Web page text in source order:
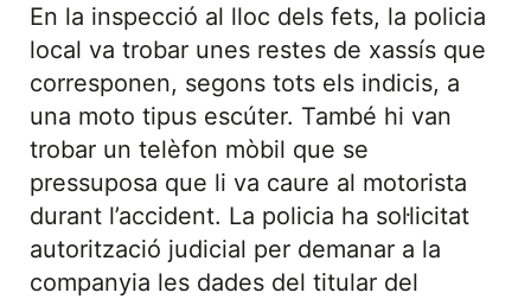
En la inspecció al lloc dels fets, la policia
local va trobar unes restes de xassís que
corresponen, segons tots els indicis, a
una moto tipus escúter. També hi van
trobar un telèfon mòbil que se
pressuposa que li va caure al motorista
durant l’accident. La policia ha sol·licitat
autorització judicial per demanar a la
companyia les dades del titular del